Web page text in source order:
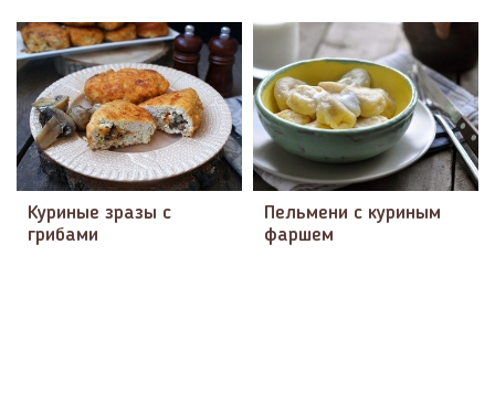
Куриные зразы с
грибами
Пельмени с куриным
фаршем